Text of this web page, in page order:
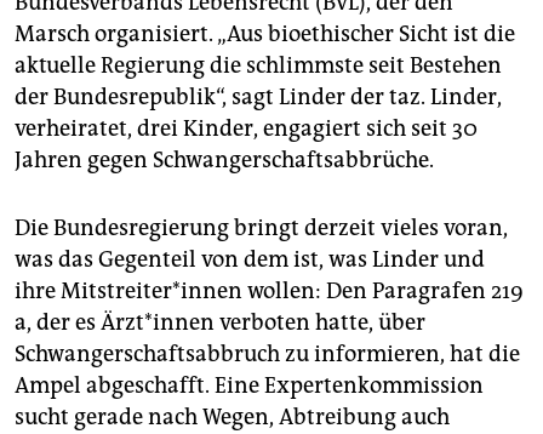
Marsch organisiert. „Aus bioethischer Sicht ist die
aktuelle Regierung die schlimmste seit Bestehen
der Bundesrepublik“, sagt Linder der taz. Linder,
verheiratet, drei Kinder, engagiert sich seit 30
Jahren gegen Schwangerschaftsabbrüche.
Die Bundesregierung bringt derzeit vieles voran,
was das Gegenteil von dem ist, was Linder und
ihre Mit­strei­te­r*in­nen wollen: Den Paragrafen 219
a, der es Ärz­t*in­nen verboten hatte, über
Schwangerschaftsabbruch zu informieren, hat die
Ampel abgeschafft. Eine Expertenkommission
sucht gerade nach Wegen, Abtreibung auch